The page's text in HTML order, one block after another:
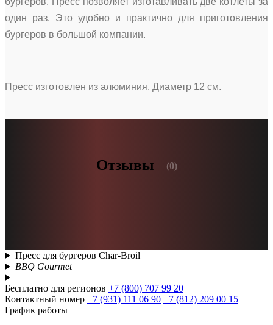
один раз. Это удобно и практично для приготовления
бургеров в большой компании.
Пресс изготовлен из алюминия. Диаметр 12 см.
Отзывы (0)
Пресс для бургеров Char-Broil
BBQ Gourmet
Бесплатно для регионов +7 (800) 707 99 20
Контактный номер +7 (931) 111 06 90 +7 (812) 209 00 15
График работы